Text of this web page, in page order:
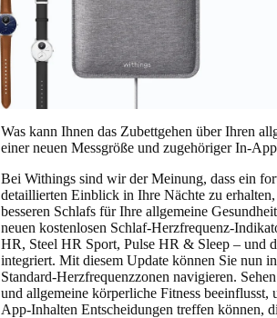
Was kann Ihnen das Zubettgehen über Ihren
einer neuen Messgröße und zugehöriger In-
Bei Withings sind wir der Meinung, dass ein
detaillierten Einblick in Ihre Nächte zu
besseren Schlafs für Ihre allgemeine
neuen kostenlosen Schlaf-Herzfrequenz-
HR, Steel HR Sport, Pulse HR & Sleep – und
integriert. Mit diesem Update können Sie nun
Standard-Herzfrequenzzonen navigieren.
und allgemeine körperliche Fitness
App-Inhalten Entscheidungen treffen können,